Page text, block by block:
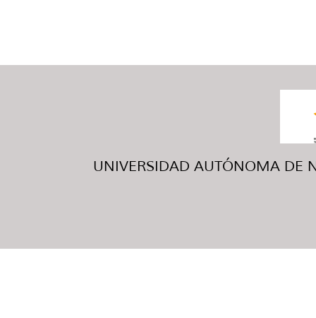
UNIVERSIDAD AUTÓNOMA DE